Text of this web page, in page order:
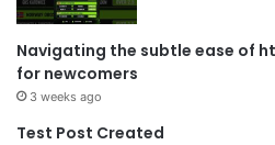
Navigating the subtle ease of
for newcomers
3 weeks ago
Test Post Created